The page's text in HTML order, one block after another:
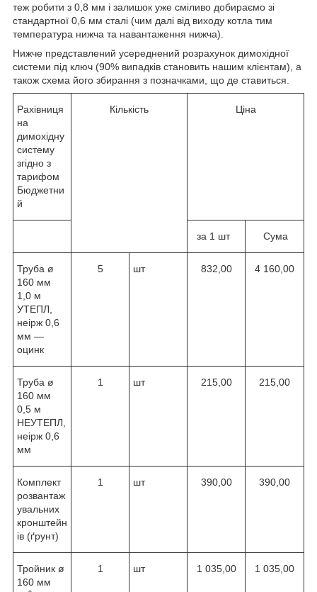
теж робити з 0,8 мм і залишок уже сміливо добираємо зі
стандартної 0,6 мм сталі (чим далі від виходу котла тим
температура нижча та навантаження нижча).
Нижче представлений усереднений розрахунок димохідної
системи під ключ (90% випадків становить нашим клієнтам), а
також схема його збирання з позначками, що де ставиться.
Рахівниця
на
димохідну
систему
згідно з
тарифом
Бюджетни
й
Кількість Ціна
за 1 шт Сума
Труба ø
160 мм
1,0 м
УТЕПЛ,
неірж 0,6
мм —
оцинк
5 шт 832,00 4 160,00
Труба ø
160 мм
0,5 м
НЕУТЕПЛ,
неірж 0,6
мм
1 шт 215,00 215,00
Комплект
розвантаж
увальних
кронштейн
ів (ґрунт)
1 шт 390,00 390,00
Тройник ø
160 мм
1 шт 1 035,00 1 035,00